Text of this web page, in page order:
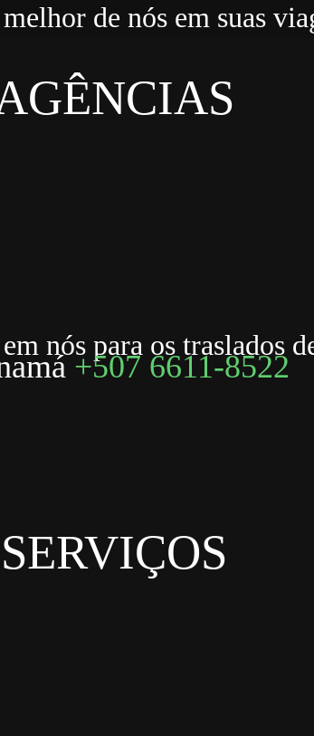
de nós em suas
nós para os traslados
+507 6611-8522
SERVIÇOS